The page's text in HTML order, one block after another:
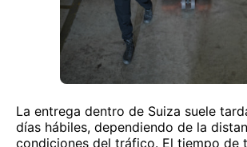
La entrega dentro de Suiza suele
días hábiles, dependiendo de la
condiciones del tráfico. El tiempo de